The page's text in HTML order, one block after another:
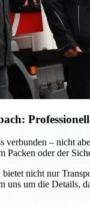
– nicht
oder der
nicht nur
um die Details,